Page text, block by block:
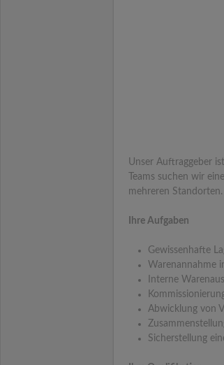
Unser Auftraggeber
Teams suchen wir
mehreren Standorten.
Ihre Aufgaben
Gewissenhafte
Warenannahme
Interne
Abwicklung von
Sicherstellung